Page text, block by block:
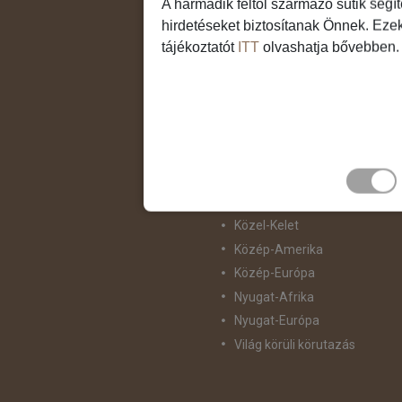
Csendes-Óceáni Szigetvilág
Dél-Afrika
Közel-Kelet
Közép-Amerika
Közép-Európa
Nyugat-Afrika
Nyugat-Európa
Világ körüli körutazás
A harmadik féltől származó sütik
hirdetéseket biztosítanak Önnek.
tájékoztatót ITT olvashatja bővebben.